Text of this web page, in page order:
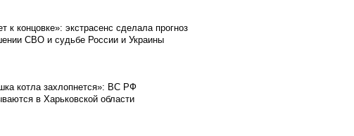
к концовке»: экстрасенс сделала прогноз
СВО и судьбе России и Украины
котла захлопнется»: ВС РФ
в Харьковской области